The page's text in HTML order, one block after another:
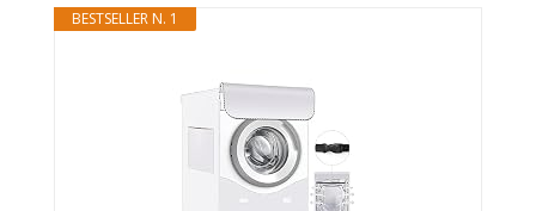
BESTSELLER N. 1